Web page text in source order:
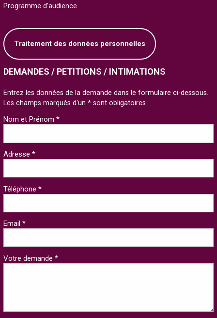
Programme d'audience
Traitement des données personnelles
DEMANDES / PETITIONS / INTIMATIONS
Entrez les données de la demande dans le formulaire ci-dessous.
Les champs marqués d'un * sont obligatoires
Nom et Prénom *
Adresse *
Téléphone *
Email *
Votre demande *